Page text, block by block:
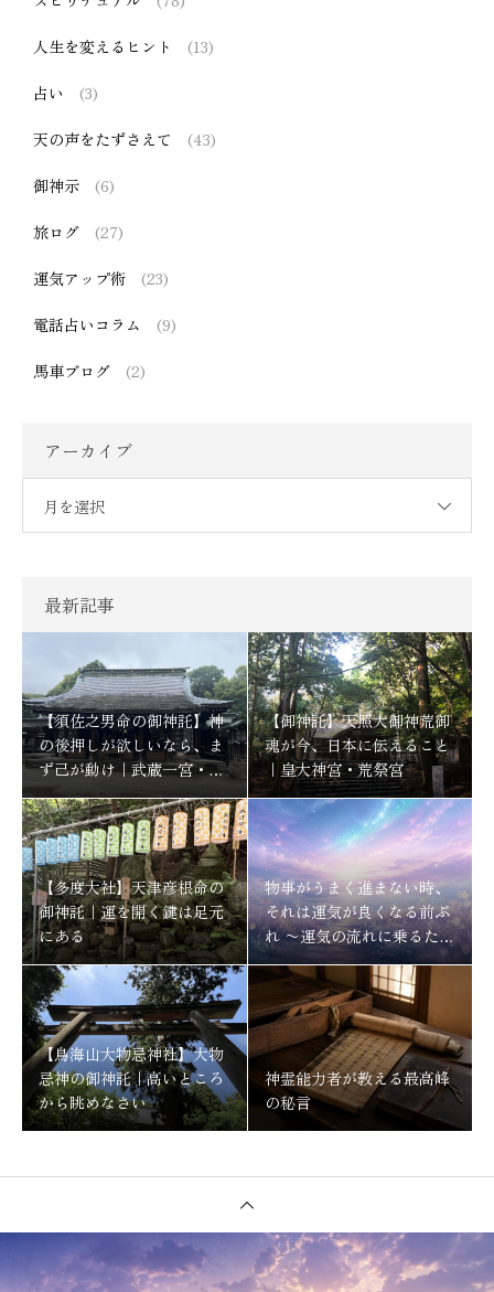
人生を変えるヒント (13)
占い (3)
天の声をたずさえて (43)
御神示 (6)
旅ログ (27)
運気アップ術 (23)
電話占いコラム (9)
馬車ブログ (2)
アーカイブ
月を選択
最新記事
【須佐之男命の御神託】神
の後押しが欲しいなら、ま
ず己が動け｜武蔵一宮・氷
川神社
【御神託】天照大御神荒御
魂が今、日本に伝えること
｜皇大神宮・荒祭宮
【多度大社】天津彦根命の
御神託｜運を開く鍵は足元
にある
物事がうまく進まない時、
それは運気が良くなる前ぶ
れ 〜運気の流れに乗るため
にする事〜
【鳥海山大物忌神社】大物
忌神の御神託｜高いところ
から眺めなさい
神霊能力者が教える最高峰
の秘言